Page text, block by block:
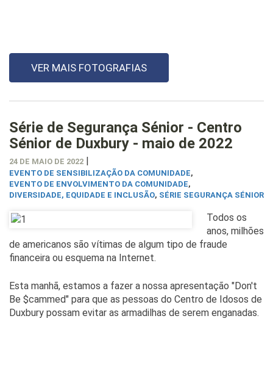
VER MAIS FOTOGRAFIAS
Série de Segurança Sénior - Centro
Sénior de Duxbury - maio de 2022
24 DE MAIO DE 2022 |
EVENTO DE SENSIBILIZAÇÃO DA COMUNIDADE,
EVENTO DE ENVOLVIMENTO DA COMUNIDADE,
DIVERSIDADE, EQUIDADE E INCLUSÃO, SÉRIE SEGURANÇA SÉNIOR
Todos os
anos, milhões
de americanos são vítimas de algum tipo de fraude
financeira ou esquema na Internet.
Esta manhã, estamos a fazer a nossa apresentação "Don't
Be $cammed" para que as pessoas do Centro de Idosos de
Duxbury possam evitar as armadilhas de serem enganadas.